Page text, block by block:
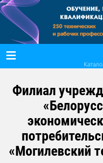
Филиал
«Могилевский